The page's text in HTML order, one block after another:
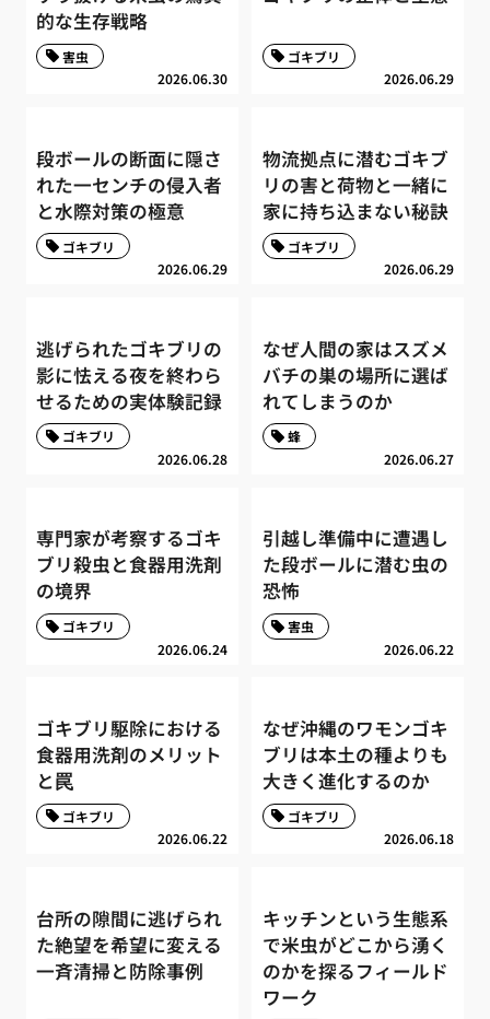
的な生存戦略
2026.06.30
害虫
2026.06.29
ゴキブリ
段ボールの断面に隠さ
れた一センチの侵入者
と水際対策の極意
2026.06.29
ゴキブリ
物流拠点に潜むゴキブ
リの害と荷物と一緒に
家に持ち込まない秘訣
2026.06.29
ゴキブリ
逃げられたゴキブリの
影に怯える夜を終わら
せるための実体験記録
2026.06.28
ゴキブリ
なぜ人間の家はスズメ
バチの巣の場所に選ば
れてしまうのか
2026.06.27
蜂
専門家が考察するゴキ
ブリ殺虫と食器用洗剤
の境界
2026.06.24
ゴキブリ
引越し準備中に遭遇し
た段ボールに潜む虫の
恐怖
2026.06.22
害虫
ゴキブリ駆除における
食器用洗剤のメリット
と罠
2026.06.22
ゴキブリ
なぜ沖縄のワモンゴキ
ブリは本土の種よりも
大きく進化するのか
2026.06.18
ゴキブリ
台所の隙間に逃げられ
た絶望を希望に変える
一斉清掃と防除事例
キッチンという生態系
で米虫がどこから湧く
のかを探るフィールド
ワーク